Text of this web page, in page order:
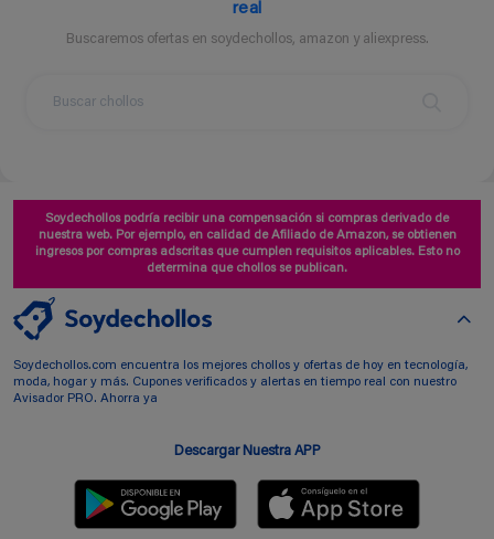
real
Buscaremos ofertas en soydechollos, amazon y aliexpress.
Soydechollos podría recibir una compensación si compras derivado de
nuestra web. Por ejemplo, en calidad de Afiliado de Amazon, se obtienen
ingresos por compras adscritas que cumplen requisitos aplicables. Esto no
determina que chollos se publican.
Soydechollos.com encuentra los mejores chollos y ofertas de hoy en tecnología,
moda, hogar y más. Cupones verificados y alertas en tiempo real con nuestro
Avisador PRO. Ahorra ya
Descargar Nuestra APP